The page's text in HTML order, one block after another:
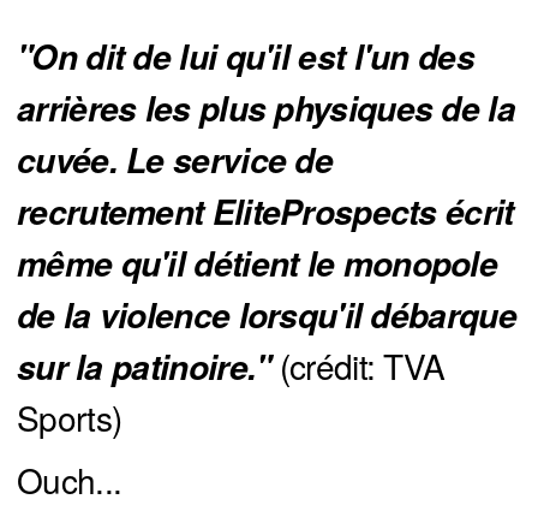
"On dit de lui qu'il est l'un des
arrières les plus physiques de la
cuvée. Le service de
recrutement EliteProspects écrit
même qu'il détient le monopole
de la violence lorsqu'il débarque
sur la patinoire."(crédit: TVA
Sports)
Ouch...